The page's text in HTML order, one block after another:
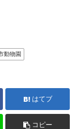
動物園
はてブ
コピー